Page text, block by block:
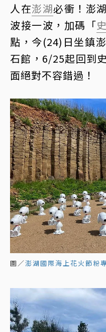
人在澎湖必衝！澎
波接一波，加碼「
點，今(24)日坐鎮
石館，6/25起回到
面絕對不容錯過！
圖／澎湖國際海上花火節粉專